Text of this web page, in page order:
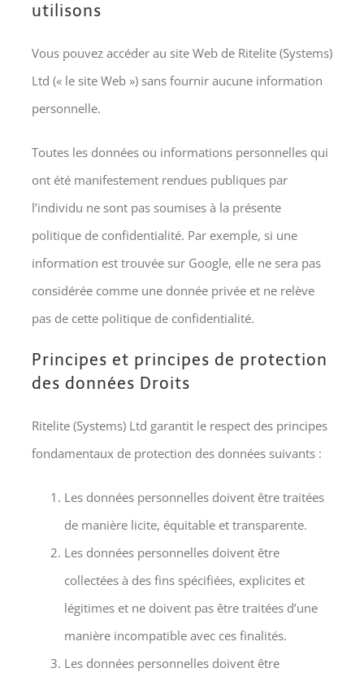
utilisons
Vous pouvez accéder au site Web de Ritelite (Systems)
Ltd (« le site Web ») sans fournir aucune information
personnelle.
Toutes les données ou informations personnelles qui
ont été manifestement rendues publiques par
l’individu ne sont pas soumises à la présente
politique de confidentialité. Par exemple, si une
information est trouvée sur Google, elle ne sera pas
considérée comme une donnée privée et ne relève
pas de cette politique de confidentialité.
Principes et principes de protection
des données Droits
Ritelite (Systems) Ltd garantit le respect des principes
fondamentaux de protection des données suivants :
Les données personnelles doivent être traitées
de manière licite, équitable et transparente.
Les données personnelles doivent être
collectées à des fins spécifiées, explicites et
légitimes et ne doivent pas être traitées d’une
manière incompatible avec ces finalités.
Les données personnelles doivent être